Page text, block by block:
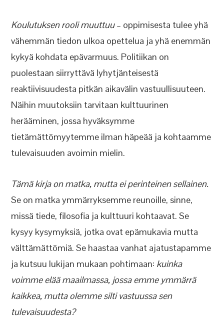
Koulutuksen rooli muuttuu– oppimisesta tulee yhä
vähemmän tiedon ulkoa opettelua ja yhä enemmän
kykyä kohdata epävarmuus. Politiikan on
puolestaan siirryttävä lyhytjänteisestä
reaktiivisuudesta pitkän aikavälin vastuullisuuteen.
Näihin muutoksiin tarvitaan kulttuurinen
herääminen, jossa hyväksymme
tietämättömyytemme ilman häpeää ja kohtaamme
tulevaisuuden avoimin mielin.
Tämä kirja on matka, mutta ei perinteinen sellainen.
Se on matka ymmärryksemme reunoille, sinne,
missä tiede, filosofia ja kulttuuri kohtaavat. Se
kysyy kysymyksiä, jotka ovat epämukavia mutta
välttämättömiä. Se haastaa vanhat ajatustapamme
ja kutsuu lukijan mukaan pohtimaan: kuinka
voimme elää maailmassa, jossa emme ymmärrä
kaikkea, mutta olemme silti vastuussa sen
tulevaisuudesta?